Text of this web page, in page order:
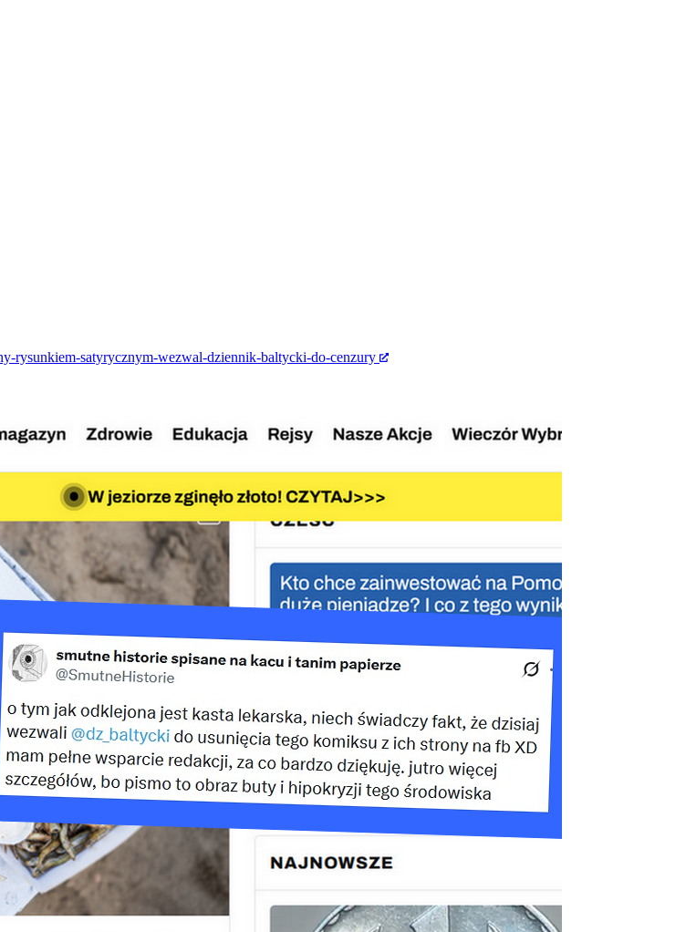
rysunkiem-satyrycznym-wezwal-dziennik-baltycki-do-cenzury